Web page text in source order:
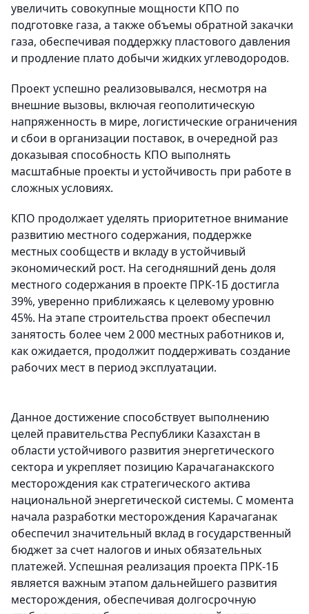
увеличить совокупные мощности КПО по
подготовке газа, а также объемы обратной закачки
газа, обеспечивая поддержку пластового давления
и продление плато добычи жидких углеводородов.
Проект успешно реализовывался, несмотря на
внешние вызовы, включая геополитическую
напряженность в мире, логистические ограничения
и сбои в организации поставок, в очередной раз
доказывая способность КПО выполнять
масштабные проекты и устойчивость при работе в
сложных условиях.
КПО продолжает уделять приоритетное внимание
развитию местного содержания, поддержке
местных сообществ и вкладу в устойчивый
экономический рост. На сегодняшний день доля
местного содержания в проекте ПРК-1Б достигла
39%, уверенно приближаясь к целевому уровню
45%. На этапе строительства проект обеспечил
занятость более чем 2 000 местных работников и,
как ожидается, продолжит поддерживать создание
рабочих мест в период эксплуатации.
Данное достижение способствует выполнению
целей правительства Республики Казахстан в
области устойчивого развития энергетического
сектора и укрепляет позицию Карачаганакского
месторождения как стратегического актива
национальной энергетической системы. С момента
начала разработки месторождения Карачаганак
обеспечил значительный вклад в государственный
бюджет за счет налогов и иных обязательных
платежей. Успешная реализация проекта ПРК-1Б
является важным этапом дальнейшего развития
месторождения, обеспечивая долгосрочную